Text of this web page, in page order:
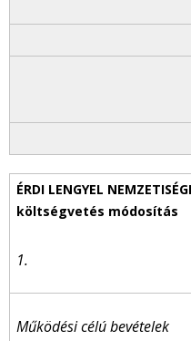
1.
Működési célú bevételek